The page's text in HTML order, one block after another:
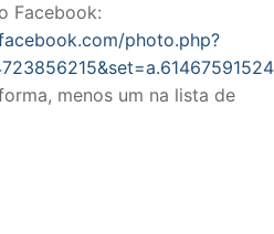
Facebook:
photo.php?
menos um na lista de